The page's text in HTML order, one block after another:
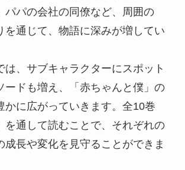
パパの会社の同僚など、周囲の
を通じて、物語に深みが増してい
は、サブキャラクターにスポット
ードも増え、「赤ちゃんと僕」の
かに広がっていきます。全10巻
を通して読むことで、それぞれの
成長や変化を見守ることができま